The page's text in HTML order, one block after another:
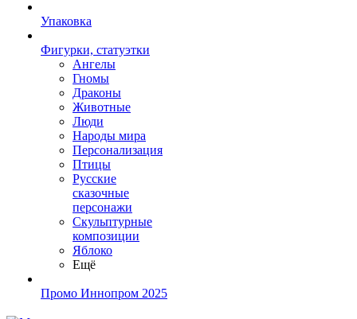
Упаковка
Фигурки, статуэтки
Ангелы
Гномы
Драконы
Животные
Люди
Народы мира
Персонализация
Птицы
Русские
сказочные
персонажи
Скульптурные
композиции
Яблоко
Ещё
Промо Иннопром 2025